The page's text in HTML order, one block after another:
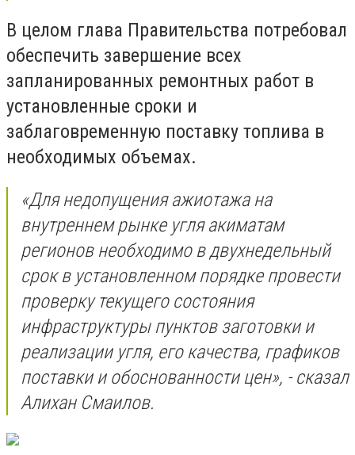
В целом глава Правительства потребовал
обеспечить завершение всех
запланированных ремонтных работ в
установленные сроки и
заблаговременную поставку топлива в
необходимых объемах.
«Для недопущения ажиотажа на
внутреннем рынке угля акиматам
регионов необходимо в двухнедельный
срок в установленном порядке провести
проверку текущего состояния
инфраструктуры пунктов заготовки и
реализации угля, его качества, графиков
поставки и обоснованности цен», - сказал
Алихан Смаилов.